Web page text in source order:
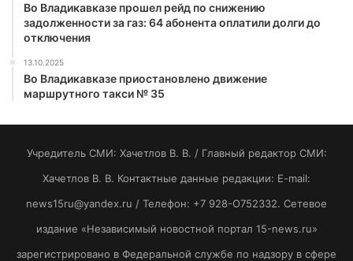
Во Владикавказе прошел рейд по снижению
задолженности за газ: 64 абонента оплатили долги до
отключения
13.10.2025
Во Владикавказе приостановлено движение
маршрутного такси № 35
Учредитель СМИ: Хaчeтлoв B. B. / Главный редактор СМИ:
Хaчeтлoв B. B. Контактные данные редакции: E-mail:
news15ru@yandex.ru / Телефон: +7 928-O752332. Сетевое
издание «Независимый новостной портал 15-news.ru»
зарегистрировано в Федеральной службе по надзору в сфере